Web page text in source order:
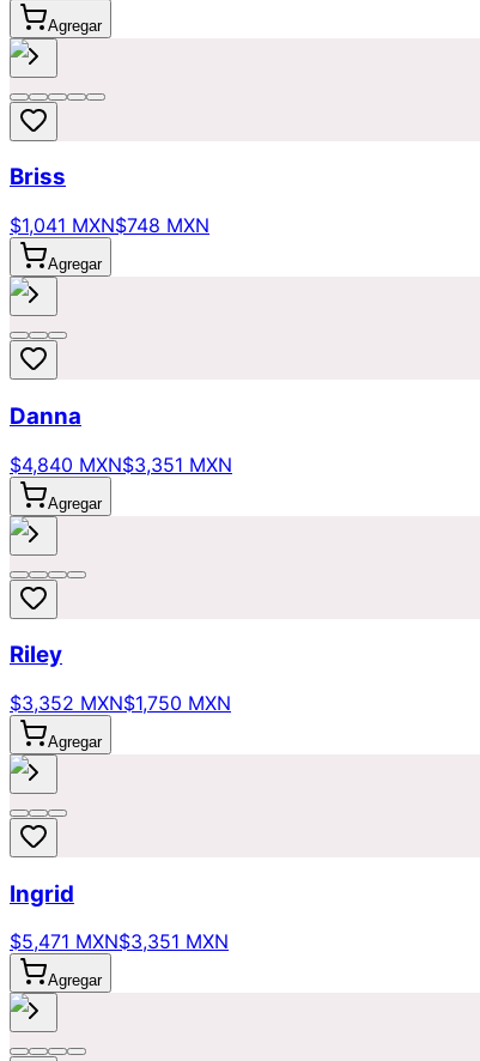
Agregar
Briss
$1,041 MXN$748 MXN
Agregar
Danna
$4,840 MXN$3,351 MXN
Agregar
Riley
$3,352 MXN$1,750 MXN
Agregar
Ingrid
$5,471 MXN$3,351 MXN
Agregar